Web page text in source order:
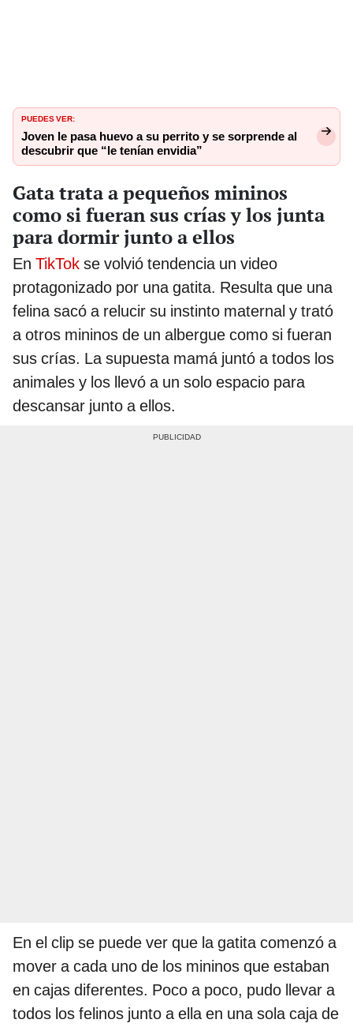
PUEDES VER:
Joven le pasa huevo a su perrito y se sorprende al
descubrir que “le tenían envidia”
Gata trata a pequeños mininos
como si fueran sus crías y los junta
para dormir junto a ellos
En TikTok se volvió tendencia un video
protagonizado por una gatita. Resulta que una
felina sacó a relucir su instinto maternal y trató
a otros mininos de un albergue como si fueran
sus crías. La supuesta mamá juntó a todos los
animales y los llevó a un solo espacio para
descansar junto a ellos.
En el clip se puede ver que la gatita comenzó a
mover a cada uno de los mininos que estaban
en cajas diferentes. Poco a poco, pudo llevar a
todos los felinos junto a ella en una sola caja de